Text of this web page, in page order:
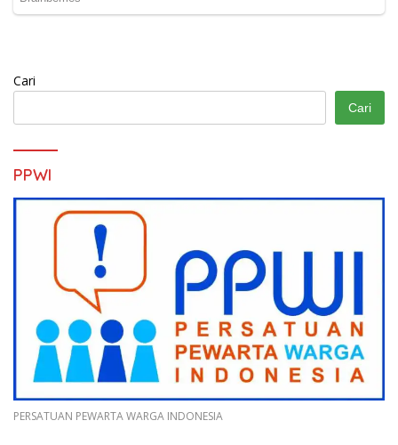
Cari
Cari
PPWI
PERSATUAN PEWARTA WARGA INDONESIA